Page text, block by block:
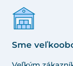
Sme